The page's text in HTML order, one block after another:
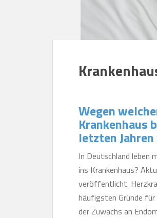
Wegen
Krankenhaus
letzten
In Deutschland leben
ins Krankenhaus?
veröffentlicht.
häufigsten Gründe für
der Zuwachs an